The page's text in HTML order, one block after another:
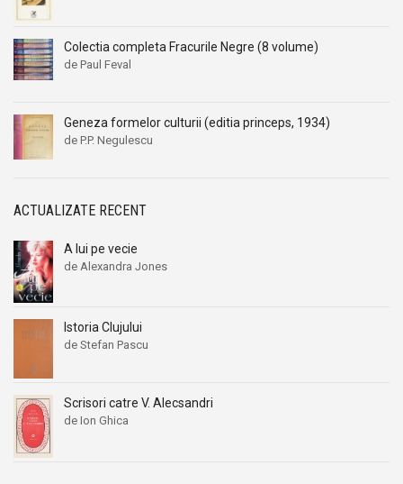
Colectia completa Fracurile Negre (8 volume)
de Paul Feval
Geneza formelor culturii (editia princeps, 1934)
de P.P. Negulescu
ACTUALIZATE RECENT
A lui pe vecie
de Alexandra Jones
Istoria Clujului
de Stefan Pascu
Scrisori catre V. Alecsandri
de Ion Ghica